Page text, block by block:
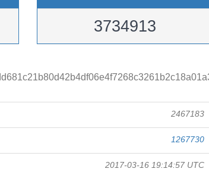
3734913
2467183
1267730
2017-03-16 19:14:57 UTC